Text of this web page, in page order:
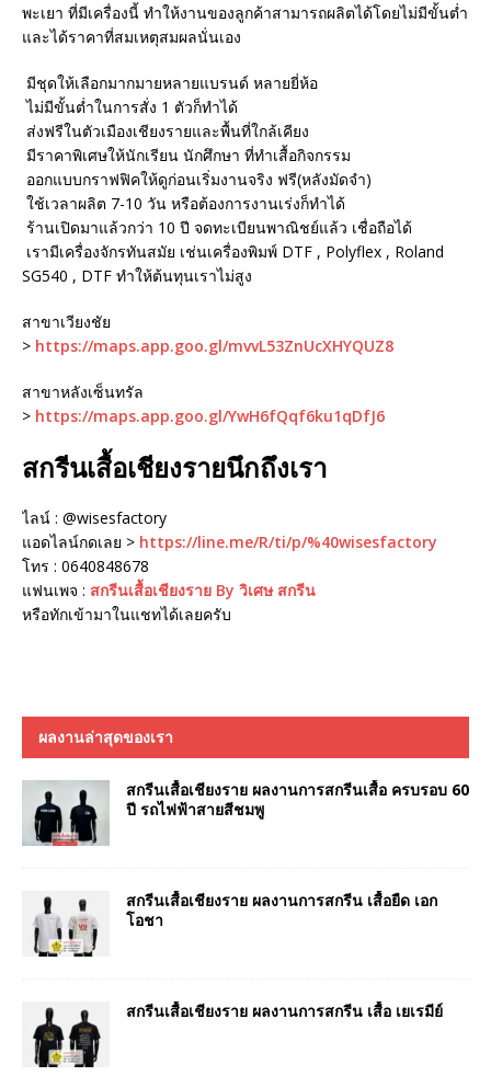
พะเยา ที่มีเครื่องนี้ ทำให้งานของลูกค้าสามารถผลิตได้โดยไม่มีขั้นต่ำ
และได้ราคาที่สมเหตุสมผลนั่นเอง
มีชุดให้เลือกมากมายหลายแบรนด์ หลายยี่ห้อ
ไม่มีขั้นต่ำในการสั่ง 1 ตัวก็ทำได้
ส่งฟรีในตัวเมืองเชียงรายและพื้นที่ใกล้เคียง
มีราคาพิเศษให้นักเรียน นักศึกษา ที่ทำเสื้อกิจกรรม
ออกแบบกราฟฟิคให้ดูก่อนเริ่มงานจริง ฟรี(หลังมัดจำ)
ใช้เวลาผลิต 7-10 วัน หรือต้องการงานเร่งก็ทำได้
ร้านเปิดมาแล้วกว่า 10 ปี จดทะเบียนพาณิชย์แล้ว เชื่อถือได้
เรามีเครื่องจักรทันสมัย เช่นเครื่องพิมพ์ DTF , Polyflex , Roland
SG540 , DTF ทำให้ต้นทุนเราไม่สูง
สาขาเวียงชัย
> https://maps.app.goo.gl/mvvL53ZnUcXHYQUZ8
สาขาหลังเซ็นทรัล
> https://maps.app.goo.gl/YwH6fQqf6ku1qDfJ6
สกรีนเสื้อเชียงรายนึกถึงเรา
ไลน์ : @wisesfactory
แอดไลน์กดเลย > https://line.me/R/ti/p/%40wisesfactory
โทร : 0640848678
แฟนเพจ : สกรีนเสื้อเชียงราย By วิเศษ สกรีน
หรือทักเข้ามาในแชทได้เลยครับ
ผลงานล่าสุดของเรา
สกรีนเสื้อเชียงราย ผลงานการสกรีนเสื้อ ครบรอบ 60
ปี รถไฟฟ้าสายสีชมพู
สกรีนเสื้อเชียงราย ผลงานการสกรีน เสื้อยืด เอก
โอชา
สกรีนเสื้อเชียงราย ผลงานการสกรีน เสื้อ เยเรมีย์